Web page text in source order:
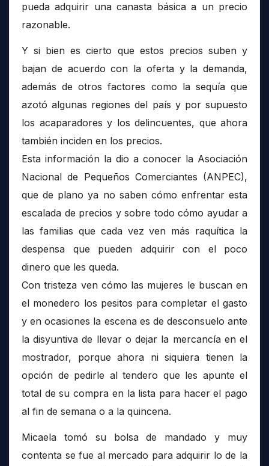
pueda adquirir una canasta básica a un precio
razonable.
Y si bien es cierto que estos precios suben y
bajan de acuerdo con la oferta y la demanda,
además de otros factores como la sequía que
azotó algunas regiones del país y por supuesto
los acaparadores y los delincuentes, que ahora
también inciden en los precios.
Esta información la dio a conocer la Asociación
Nacional de Pequeños Comerciantes (ANPEC),
que de plano ya no saben cómo enfrentar esta
escalada de precios y sobre todo cómo ayudar a
las familias que cada vez ven más raquítica la
despensa que pueden adquirir con el poco
dinero que les queda.
Con tristeza ven cómo las mujeres le buscan en
el monedero los pesitos para completar el gasto
y en ocasiones la escena es de desconsuelo ante
la disyuntiva de llevar o dejar la mercancía en el
mostrador, porque ahora ni siquiera tienen la
opción de pedirle al tendero que les apunte el
total de su compra en la lista para hacer el pago
al fin de semana o a la quincena.
Micaela tomó su bolsa de mandado y muy
contenta se fue al mercado para adquirir lo de la